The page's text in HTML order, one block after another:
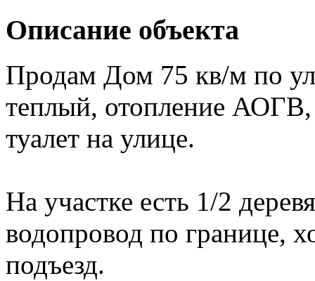
Описание объекта
Продам Дом 75 кв/м по
теплый, отопление
туалет на улице.
На участке есть 1/2
водопровод по границе,
подъезд.